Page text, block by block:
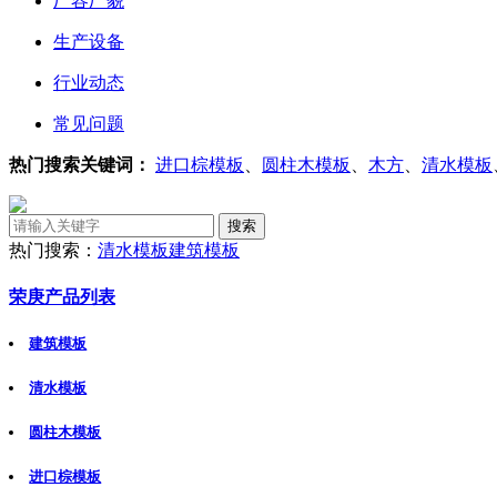
生产设备
行业动态
常见问题
热门搜索关键词： 进口棕模板 圆柱木模板 木方 清水模板
热门搜索： 清水模板建筑模板
荣庚产品列表
建筑模板
清水模板
圆柱木模板
进口棕模板